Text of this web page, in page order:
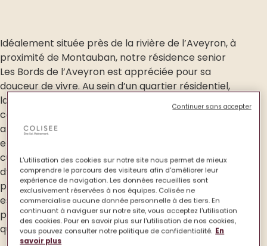
Idéalement située près de la rivière de l’Aveyron, à
proximité de Montauban, notre résidence senior
Les Bords de l’Aveyron est appréciée pour sa
douceur de vivre. Au sein d’un quartier résidentiel,
la résidence est calme, composée de petits
cottages avec terrasse ou jardin privatif, et
aménagée comme un petit village. En effet, son
emplacement, proche d’un bois et de lieux
culturels, invite à de belles découvertes et à
d’agréables balades. De plus, la résidence senior
propose des équipements modernes, incluant un
espace bien-être, une salle de sport et une piscine,
pour offrir à ses résidents confort et relaxation au
quotidien.
L'utilisation des cookies sur notre site nous permet de mieux
comprendre le parcours des visiteurs afin d'améliorer leur
expérience de navigation. Les données recueillies sont
exclusivement réservées à nos équipes. Colisée ne
commercialise aucune donnée personnelle à des tiers. En
continuant à naviguer sur notre site, vous acceptez l'utilisation
des cookies. Pour en savoir plus sur l'utilisation de nos cookies,
vous pouvez consulter notre politique de confidentialité. En
savoir plus
Continuer sans accepter